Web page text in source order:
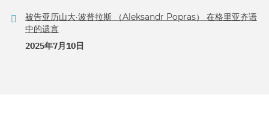
被告亚历山大·波普拉斯 （Aleksandr Popras） 在格里亚齐语
中的遗言
2025年7月10日